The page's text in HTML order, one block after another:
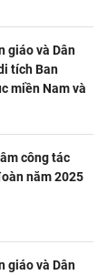
giáo và Dân
tích Ban
miền Nam và
công tác
năm 2025
giáo và Dân